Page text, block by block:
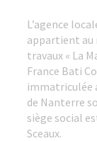
L’agence
appartient au
travaux « La
France Bati
immatriculée
de Nanterre
siège social
Sceaux.